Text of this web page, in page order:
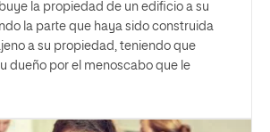
la propiedad de un edificio a su
la parte que haya sido construida
a su propiedad, teniendo que
dueño por el menoscabo que le